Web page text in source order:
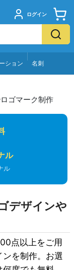
ログイン
ション 名刺
ゴマーク制作
ル
ル
デザインや
点以上をご用
を制作。お選